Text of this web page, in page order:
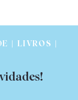
| LIVROS |